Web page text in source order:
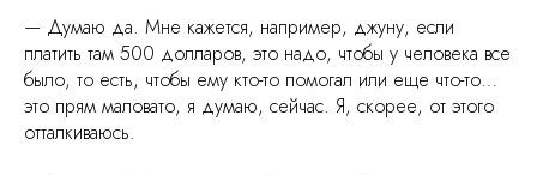
— Думаю да. Мне кажется, например, джуну, если
платить там 500 долларов, это надо, чтобы у человека все
было, то есть, чтобы ему кто-то помогал или еще что-то…
это прям маловато, я думаю, сейчас. Я, скорее, от этого
отталкиваюсь.